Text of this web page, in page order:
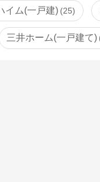
イム(一戸建) 25
三井ホーム(一戸建て)